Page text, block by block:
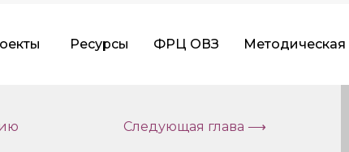
Ресурсы ФРЦ ОВЗ Методическая
Следующая глава ⟶